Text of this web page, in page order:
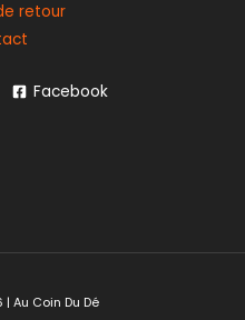
retour
Facebook
Au Coin Du Dé